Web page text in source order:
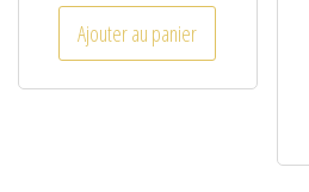
Ajouter au panier